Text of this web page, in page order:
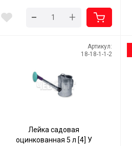
- +
Артикул:
18-18-1-1-2
Лейка садовая
оцинкованная 5 л [4] У